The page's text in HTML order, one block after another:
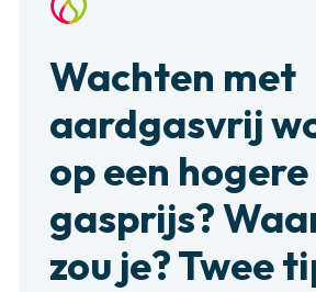
Wachten met
aardgasvrij
op een hogere
gasprijs?
zou je? Twee